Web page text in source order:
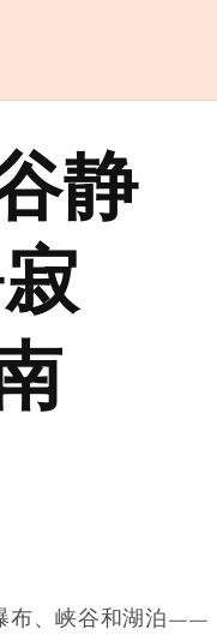
静
布、峡谷和湖泊——